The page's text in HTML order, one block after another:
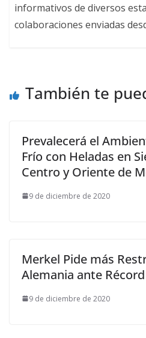
informativos de diversos
colaboraciones enviadas
También te
Prevalecerá el
Frío con Heladas en
Centro y Oriente de
9 de diciembre de 2020
Merkel Pide más
Alemania ante
9 de diciembre de 2020